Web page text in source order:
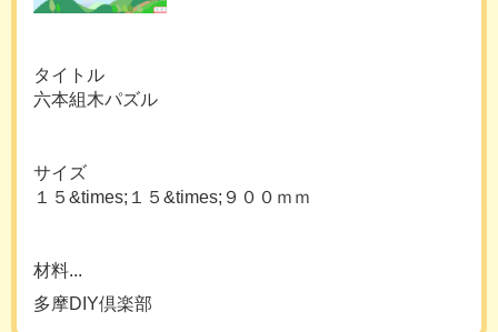
タイトル
六本組木パズル
サイズ
１５&times;１５&times;９００ｍｍ
材料...
多摩DIY倶楽部